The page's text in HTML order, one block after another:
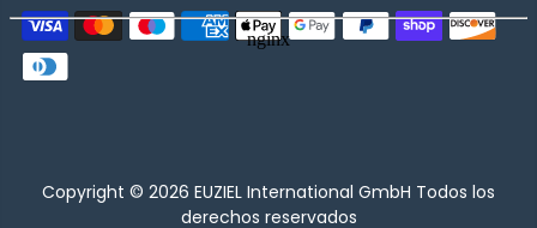
Copyright © 2026 EUZIEL International GmbH Todos los
derechos reservados